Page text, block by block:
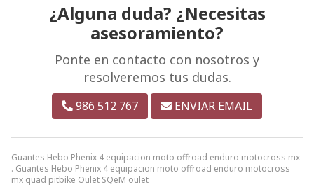
Guantes Hebo Phenix 4 equipacion moto offroad enduro motocross mx
. Guantes Hebo Phenix 4 equipacion moto offroad enduro motocross
mx quad pitbike Oulet SQeM oulet
¿Alguna duda? ¿Necesitas
asesoramiento?
Ponte en contacto con nosotros y
resolveremos tus dudas.
986 512 767 ENVIAR EMAIL